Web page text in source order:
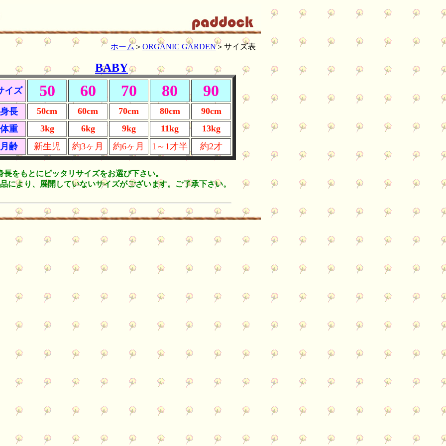
ホーム＞ ORGANIC GARDEN＞サイズ表
BABY
イズ 50 60 70 80 90
身長 50cm 60cm 70cm 80cm
90cm
体重
3kg 6kg 9kg 11kg
13kg
月齢
新生児 約3ヶ月 約6ヶ月 1～1才半 約2才
長をもとにピッタリサイズをお選び下さい。
により、展開していないサイズがございます。ご了承下さい。